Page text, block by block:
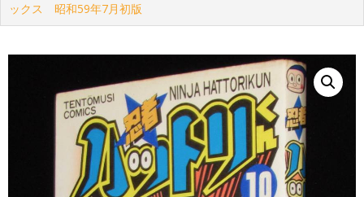
ックス 昭和59年7月初版